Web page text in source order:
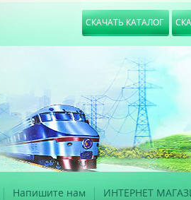
Напишите нам ИНТЕРНЕТ
СКАЧАТЬ КАТАЛОГ